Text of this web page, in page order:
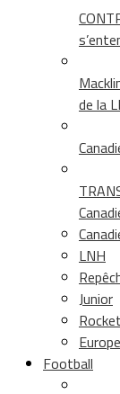
de la
LNH
Junior
Europe
Football